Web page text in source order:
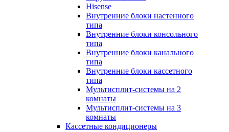
Hisense
Внутренние блоки настенного
типа
Внутренние блоки консольного
типа
Внутренние блоки канального
типа
Внутренние блоки кассетного
типа
Мультисплит-системы на 2
комнаты
Мультисплит-системы на 3
комнаты
Кассетные кондиционеры